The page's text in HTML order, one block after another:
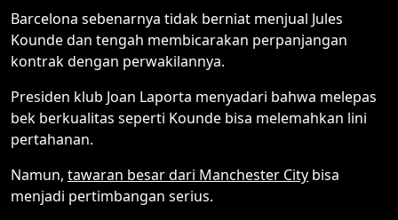
Barcelona sebenarnya tidak berniat menjual Jules
Kounde dan tengah membicarakan perpanjangan
kontrak dengan perwakilannya.
Presiden klub Joan Laporta menyadari bahwa melepas
bek berkualitas seperti Kounde bisa melemahkan lini
pertahanan.
Namun, tawaran besar dari Manchester City bisa
menjadi pertimbangan serius.